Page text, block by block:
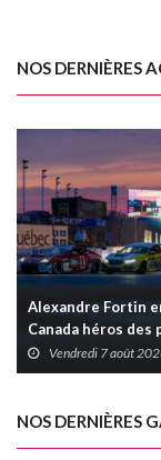
NOS DERNIÈRES
Alexandre Fortin
Canada héros des
Vendredi 7 août
NOS DERNIÈRES